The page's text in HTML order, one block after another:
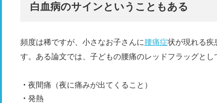
白血病のサインということもある
頻度は稀ですが、小さなお子さんに腰痛症状が現れる疾
す。ある論文では、子どもの腰痛のレッドフラッグと
夜間痛（夜に痛みが出てくること）
発熱